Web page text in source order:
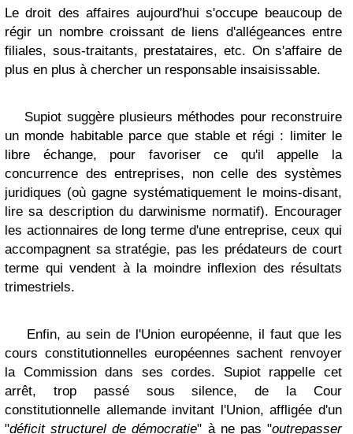
Le droit des affaires aujourd'hui s'occupe beaucoup de
régir un nombre croissant de liens d'allégeances entre
filiales, sous-traitants, prestataires, etc. On s'affaire de
plus en plus à chercher un responsable insaisissable.
Supiot suggère plusieurs méthodes pour reconstruire
un monde habitable parce que stable et régi : limiter le
libre échange, pour favoriser ce qu'il appelle la
concurrence des entreprises, non celle des systèmes
juridiques (où gagne systématiquement le moins-disant,
lire sa description du darwinisme normatif). Encourager
les actionnaires de long terme d'une entreprise, ceux qui
accompagnent sa stratégie, pas les prédateurs de court
terme qui vendent à la moindre inflexion des résultats
trimestriels.
Enfin, au sein de l'Union européenne, il faut que les
cours constitutionnelles européennes sachent renvoyer
la Commission dans ses cordes. Supiot rappelle cet
arrêt, trop passé sous silence, de la Cour
constitutionnelle allemande invitant l'Union, affligée d'un
"déficit structurel de démocratie" à ne pas "outrepasser